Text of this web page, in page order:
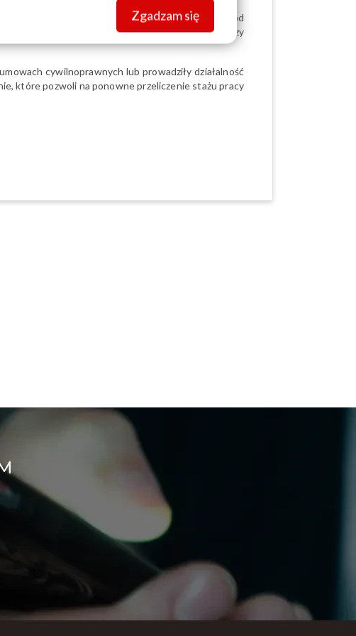
Zgadzam się
przypadkach przewidziano na to 24 miesiące od
powinny one zostać uwzględnione przy
cywilnoprawnych lub prowadziły działalność
które pozwoli na ponowne przeliczenie stażu pracy